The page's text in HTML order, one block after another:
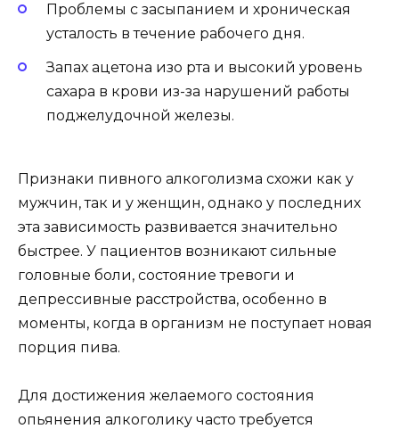
Проблемы с засыпанием и хроническая
усталость в течение рабочего дня.
Запах ацетона изо рта и высокий уровень
сахара в крови из-за нарушений работы
поджелудочной железы.
Признаки пивного алкоголизма схожи как у
мужчин, так и у женщин, однако у последних
эта зависимость развивается значительно
быстрее. У пациентов возникают сильные
головные боли, состояние тревоги и
депрессивные расстройства, особенно в
моменты, когда в организм не поступает новая
порция пива.
Для достижения желаемого состояния
опьянения алкоголику часто требуется